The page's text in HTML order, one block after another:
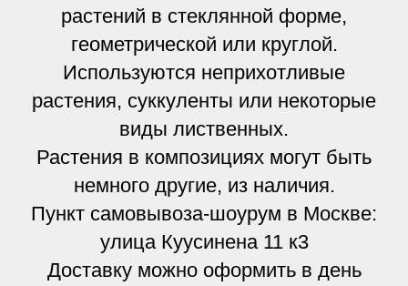
растений в стеклянной форме,
геометрической или круглой.
Используются неприхотливые
растения, суккуленты или некоторые
виды лиственных.
Растения в композициях могут быть
немного другие, из наличия.
Пункт самовывоза-шоурум в Москве:
улица Куусинена 11 к3
Доставку можно оформить в день